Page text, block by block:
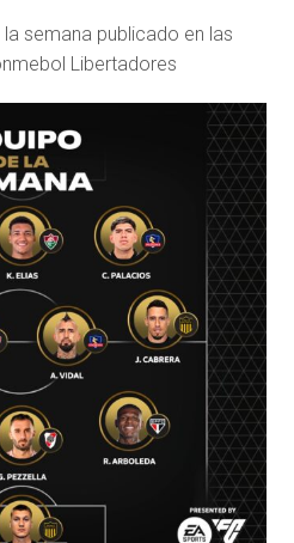
semana publicado en las
Libertadores